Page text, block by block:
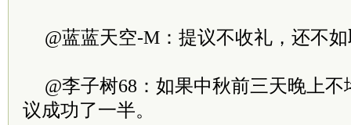
@蓝蓝天空-M：提议不收礼，还不
@李子树68：如果中秋前三天晚上
议成功了一半。